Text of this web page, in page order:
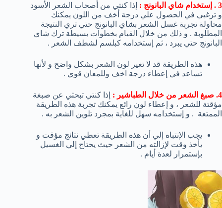
3 . إستخدام شاي البانونج :
إذا كنتي من أصحاب الشعر الأسود
و ترغبي في الحصول علي درجة أخف من اللون يمكنك
محاولة تجربة غسل الشعر بشاي البانونج حتي تري النتيجة
المطلوبة . و ذلك من خلال القيام بخطوات بسيطة ترك شاي
البانونج حتي يبرد ، ثم إستخدامه كبلسم لشطف الشعر .
هذه الطريقة قد لا تغير لون الشعر بشكل واضح و لأنها
تساعد في إعطاء درجة اخف وللمعان قوي .
4. صبغ الشعر من خلال الطباشير :
إذا كنتي تبحثي عن صبغة
مؤقتة للشعر ، و إعطاء لون رائع يمكنك تجربة هذه الطريقة
الممتعة . و إستخدامه سهل للغاية بمجرد تلوين الشعر به .
يجب الإنتباه إلي أن هذه الطريقة تعطي نتائج مؤقت و
يأخذ وقت لإزالته من الشعر حيث يحتاج إلي الغسيل
بإستمرار لعدة أيام .